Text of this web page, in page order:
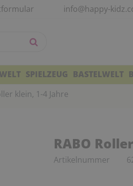
info@happy-
SPIELZEUG BASTELWELT
klein, 1-4 Jahre
RABO
Artikelnummer